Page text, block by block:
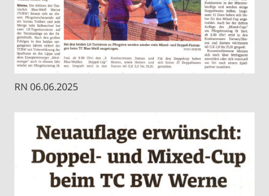
RN 06.06.2025